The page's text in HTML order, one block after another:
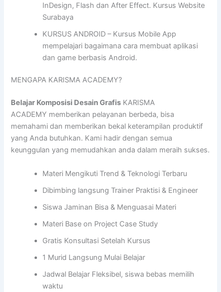
InDesign, Flash dan After Effect. Kursus Website
Surabaya
KURSUS ANDROID – Kursus Mobile App
mempelajari bagaimana cara membuat aplikasi
dan game berbasis Android.
MENGAPA KARISMA ACADEMY?
Belajar Komposisi Desain Grafis KARISMA
ACADEMY memberikan pelayanan berbeda, bisa
memahami dan memberikan bekal keterampilan produktif
yang Anda butuhkan. Kami hadir dengan semua
keunggulan yang memudahkan anda dalam meraih sukses.
Materi Mengikuti Trend & Teknologi Terbaru
Dibimbing langsung Trainer Praktisi & Engineer
Siswa Jaminan Bisa & Menguasai Materi
Materi Base on Project Case Study
Gratis Konsultasi Setelah Kursus
1 Murid Langsung Mulai Belajar
Jadwal Belajar Fleksibel, siswa bebas memilih
waktu